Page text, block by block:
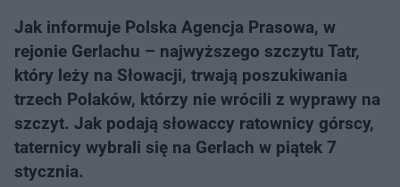
Jak informuje Polska Agencja Prasowa, w
rejonie Gerlachu – najwyższego szczytu Tatr,
który leży na Słowacji, trwają poszukiwania
trzech Polaków, którzy nie wrócili z wyprawy na
szczyt. Jak podają słowaccy ratownicy górscy,
taternicy wybrali się na Gerlach w piątek 7
stycznia.